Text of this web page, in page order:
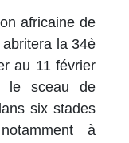
africaine de
abritera la 34è
au 11 février
le sceau de
six stades
à